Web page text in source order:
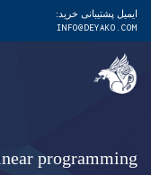
ایمیل پشتیبانی خرید:
INFO@DEYAKO.COM
programming